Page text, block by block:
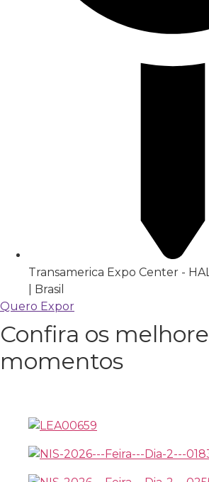
Transamerica Expo Center -
| Brasil
Quero Expor
Confira os
momentos